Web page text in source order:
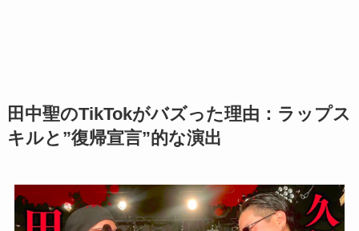
田中聖のTikTokがバズった理由：ラップス
キルと”復帰宣言”的な演出